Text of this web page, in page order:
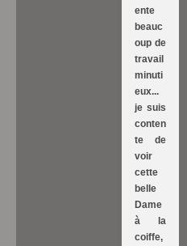
ente
beauc
oup de
travail
minuti
eux...
je suis
conten
te de
voir
cette
belle
Dame
à la
coiffe,